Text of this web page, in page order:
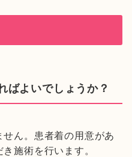
ばよいでしょうか？
ん。患者着の用意があ
施術を行います。